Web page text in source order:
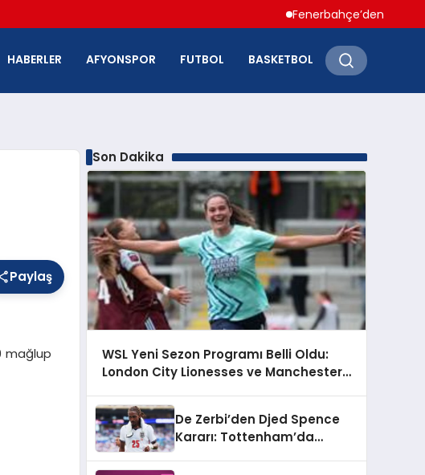
Fenerbahçe’den Hakan
HABERLER AFYONSPOR FUTBOL BASKETBOL
Paylaş
mağlup
Son Dakika
WSL Yeni Sezon Programı Belli Oldu:
London City Lionesses ve Manchester
De Zerbi’den Djed Spence
Kararı: Tottenham’da